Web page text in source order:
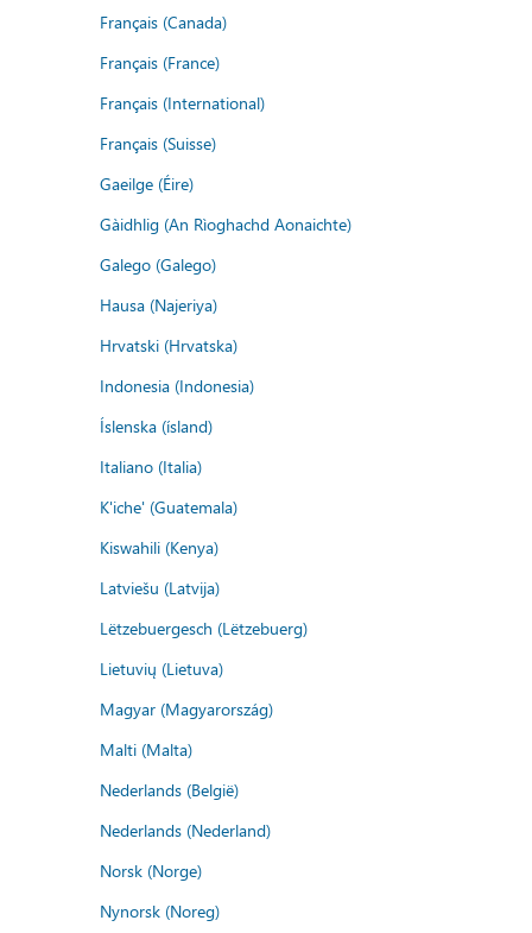
Français (Canada)
Français (France)
Français (International)
Français (Suisse)
Gaeilge (Éire)
Gàidhlig (An Rìoghachd Aonaichte)
Galego (Galego)
Hausa (Najeriya)
Hrvatski (Hrvatska)
Indonesia (Indonesia)
Íslenska (ísland)
Italiano (Italia)
K'iche' (Guatemala)
Kiswahili (Kenya)
Latviešu (Latvija)
Lëtzebuergesch (Lëtzebuerg)
Lietuvių (Lietuva)
Magyar (Magyarország)
Malti (Malta)
Nederlands (België)
Nederlands (Nederland)
Norsk (Norge)
Nynorsk (Noreg)